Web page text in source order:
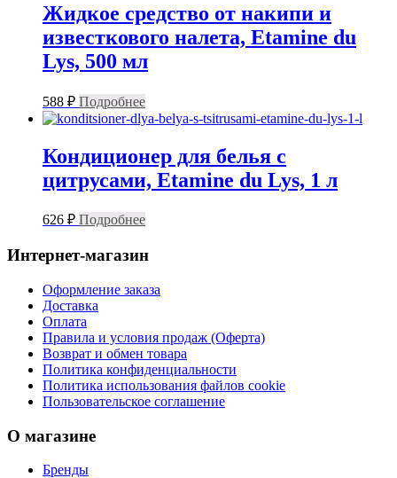
Жидкое средство от накипи и
известкового налета, Etamine du
Lys, 500 мл
588 ₽ Подробнее
Кондиционер для белья с
цитрусами, Etamine du Lys, 1 л
626 ₽ Подробнее
Интернет-магазин
Оформление заказа
Доставка
Оплата
Правила и условия продаж (Оферта)
Возврат и обмен товара
Политика конфиденциальности
Политика использования файлов cookie
Пользовательское соглашение
О магазине
Бренды